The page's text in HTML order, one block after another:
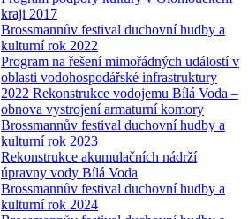
kraji 2017
Brossmannův festival duchovní hudby a
kulturní rok 2022
Program na řešení mimořádných událostí v
oblasti vodohospodářské infrastruktury
2022 Rekonstrukce vodojemu Bílá Voda –
obnova vystrojení armaturní komory
Brossmannův festival duchovní hudby a
kulturní rok 2023
Rekonstrukce akumulačních nádrží
úpravny vody Bílá Voda
Brossmannův festival duchovní hudby a
kulturní rok 2024